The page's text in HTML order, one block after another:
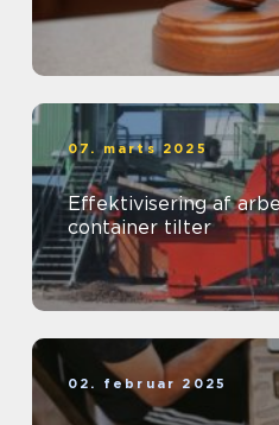
07. marts 2025
Effektivisering af
container tilter
02. februar 2025